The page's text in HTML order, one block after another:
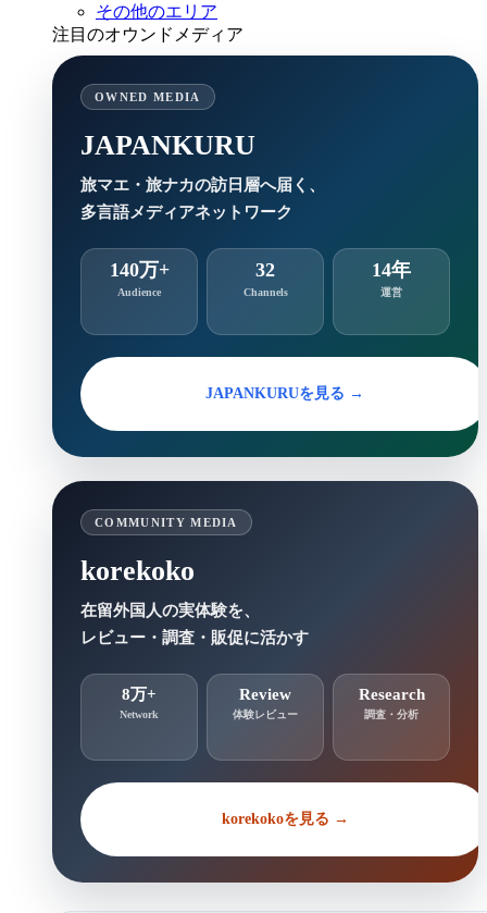
その他のエリア
注目のオウンドメディア
OWNED MEDIA
JAPANKURU
旅マエ・旅ナカの訪日層へ届く、
多言語メディアネットワーク
140万+
Audience
32
Channels
14年
運営
JAPANKURUを見る →
COMMUNITY MEDIA
korekoko
在留外国人の実体験を、
レビュー・調査・販促に活かす
8万+
Network
Review
体験レビュー
Research
調査・分析
korekokoを見る →